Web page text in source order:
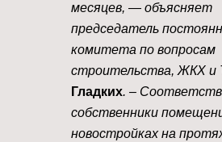
месяцев, — объясняет
председатель
комитета по вопросам
строительства, ЖКХ и
Гладких. –
собственники
новостройках на